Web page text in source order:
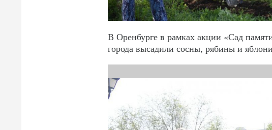
В Оренбурге в рамках акции «Сад
города высадили сосны, рябины и